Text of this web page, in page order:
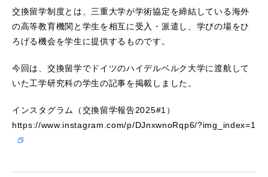
交換留学制度とは、三重大学が学術協定を締結している海外
の高等教育機関と学生を相互に受入・派遣し、学びの場をひ
ろげる機会を学生に提供するものです。
今回は、交換留学でドイツのハイデルベルク大学に渡航して
いた工学研究科の学生の記事を掲載しました。
インスタグラム（交換留学報告2025#1）
https://www.instagram.com/p/DJnxwnoRqp6/?img_index=1